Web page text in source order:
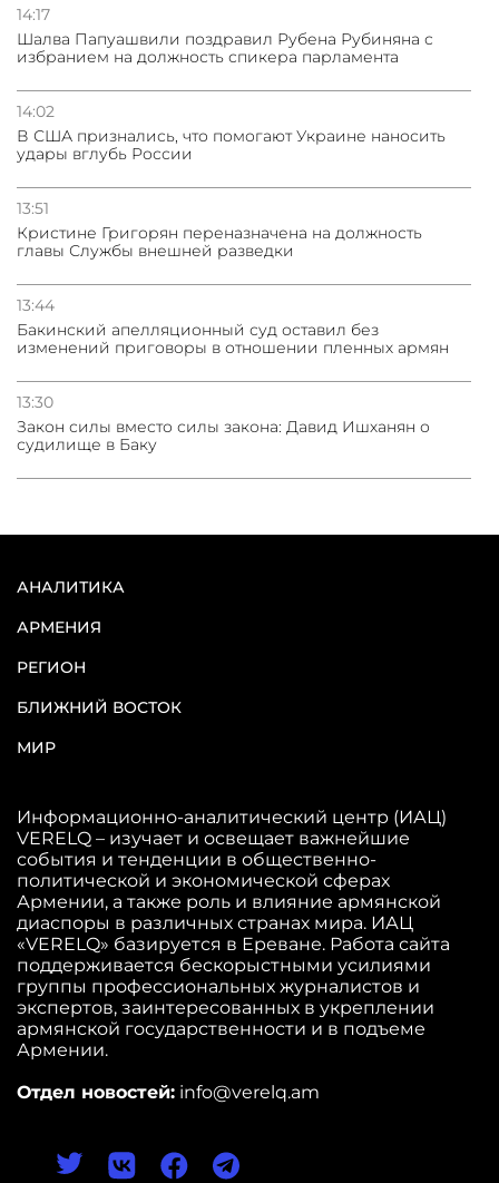
14:17
Шалва Папуашвили поздравил Рубена Рубиняна с
избранием на должность спикера парламента
14:02
В США признались, что помогают Украине наносить
удары вглубь России
13:51
Кристине Григорян переназначена на должность
главы Службы внешней разведки
13:44
Бакинский апелляционный суд оставил без
изменений приговоры в отношении пленных армян
13:30
Закон силы вместо силы закона: Давид Ишханян о
судилище в Баку
АНАЛИТИКА
АРМЕНИЯ
РЕГИОН
БЛИЖНИЙ ВОСТОК
МИР
Информационно-аналитический центр (ИАЦ)
VERELQ – изучает и освещает важнейшие
события и тенденции в общественно-
политической и экономической сферах
Армении, а также роль и влияние армянской
диаспоры в различных странах мира. ИАЦ
«VERELQ» базируется в Ереване. Работа сайта
поддерживается бескорыстными усилиями
группы профессиональных журналистов и
экспертов, заинтересованных в укреплении
армянской государственности и в подъеме
Армении.
Отдел новостей: info@verelq.am